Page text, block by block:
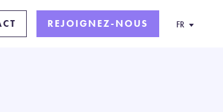
REJOIGNEZ-NOUS FR